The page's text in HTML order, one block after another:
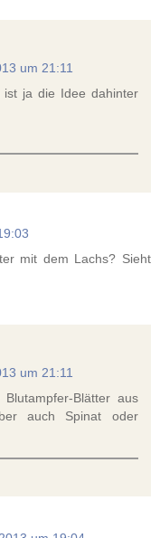
um 21:11
ist ja die Idee dahinter
mit dem Lachs? Sieht
um 21:11
Blätter aus
auch Spinat oder